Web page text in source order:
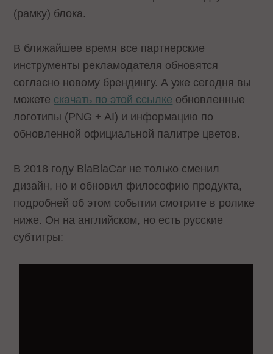
(рамку) блока.
В ближайшее время все партнерские
инструменты рекламодателя обновятся
согласно новому брендингу. А уже сегодня вы
можете скачать по этой ссылке обновленные
логотипы (PNG + AI) и информацию по
обновленной официальной палитре цветов.
В 2018 году BlaBlaCar не только сменил
дизайн, но и обновил философию продукта,
подробней об этом событии смотрите в ролике
ниже. Он на английском, но есть русские
субтитры: